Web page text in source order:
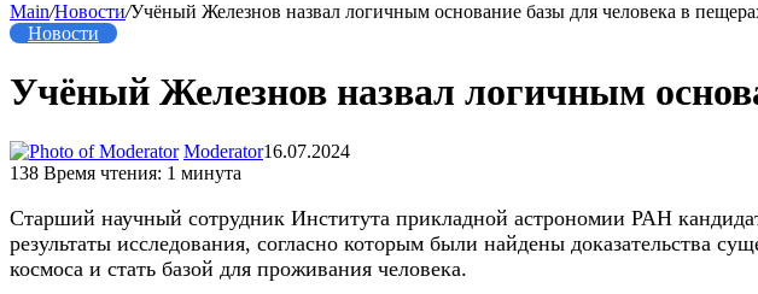
Main/Новости/Учёный Железнов назвал логичным основание базы для человека в
Новости
Учёный Железнов назвал логичным
Moderator16.07.2024
138 Время чтения: 1 минута
Старший научный сотрудник Института прикладной астрономии РАН
результаты исследования, согласно которым были найдены доказательства
космоса и стать базой для проживания человека.